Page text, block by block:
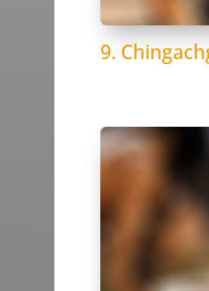
9.